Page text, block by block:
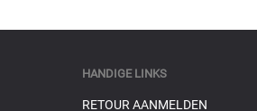
HANDIGE LINKS
RETOUR AANMELDEN